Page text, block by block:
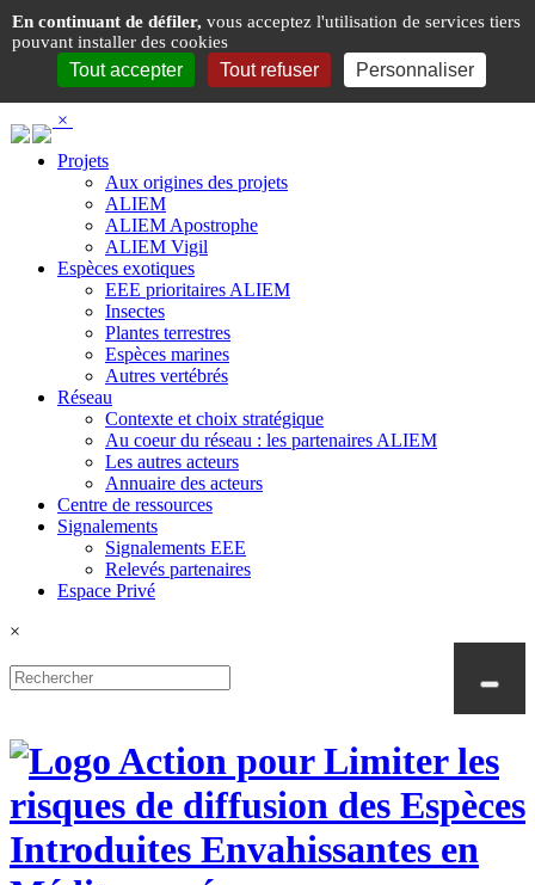
×
Projets
Aux origines des projets
ALIEM
ALIEM Apostrophe
ALIEM Vigil
Espèces exotiques
EEE prioritaires ALIEM
Insectes
Plantes terrestres
Espèces marines
Autres vertébrés
Réseau
Contexte et choix stratégique
Au coeur du réseau : les partenaires ALIEM
Les autres acteurs
Annuaire des acteurs
Centre de ressources
Signalements
Signalements EEE
Relevés partenaires
Espace Privé
×
Panneau de gestion des cookies
En continuant de défiler, vous acceptez l'utilisation de services tiers
pouvant installer des cookies
Tout accepter Tout refuser Personnaliser